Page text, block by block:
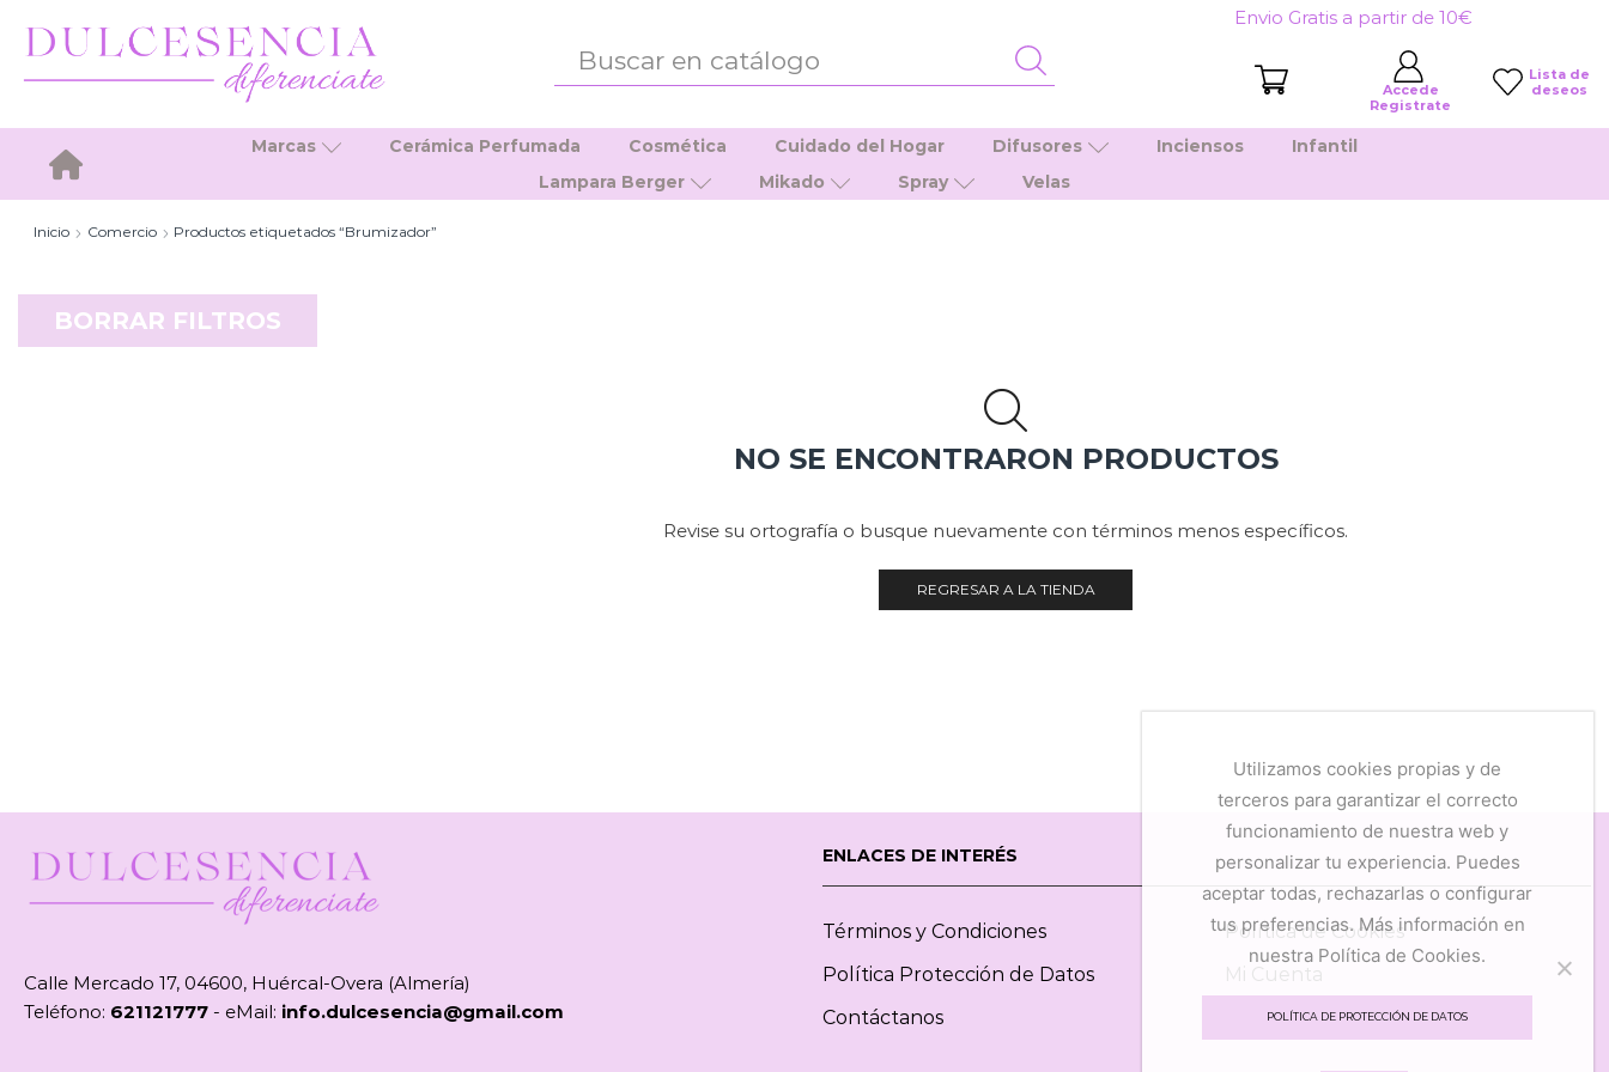
Envio Gratis a partir de 10€
ENTRADA
Accede
Registrate
Lista de
deseos
Inicio
Marcas Cerámica Perfumada Cosmética Cuidado del Hogar Difusores Inciensos
Infantil
Lampara Berger
Mikado Spray Velas
Inicio Comercio Productos etiquetados “Brumizador”
NO SE ENCONTRARON PRODUCTOS
Revise su ortografía o busque nuevamente con términos menos específicos.
REGRESAR A LA TIENDA
BORRAR FILTROS
Calle Mercado 17, 04600, Huércal-Overa (Almería)
Teléfono: 621121777 - eMail: info.dulcesencia@gmail.com
ENLACES DE INTERÉS
Términos y Condiciones
Política Protección de Datos
Contáctanos
Política de Cookies
Mi Cuenta
Mis Favoritos
Utilizamos cookies propias y de
terceros para garantizar el correcto
funcionamiento de nuestra web y
personalizar tu experiencia. Puedes
aceptar todas, rechazarlas o configurar
tus preferencias. Más información en
nuestra Política de Cookies.
POLÍTICA DE PROTECCIÓN DE DATOS